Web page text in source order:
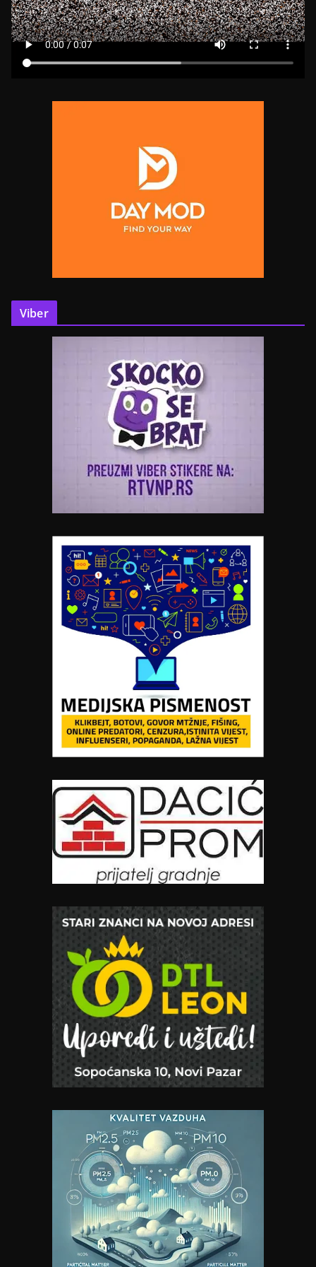
Viber